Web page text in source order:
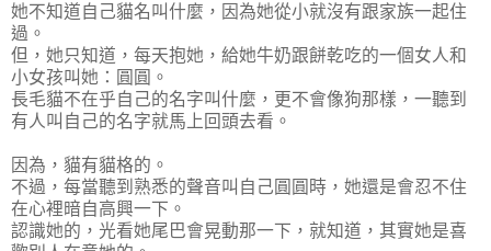
她不知道自己貓名叫什麼，因為她從小就沒有跟家族一起住
過。
但，她只知道，每天抱她，給她牛奶跟餅乾吃的一個女人和
小女孩叫她：圓圓。
長毛貓不在乎自己的名字叫什麼，更不會像狗那樣，一聽到
有人叫自己的名字就馬上回頭去看。
因為，貓有貓格的。
不過，每當聽到熟悉的聲音叫自己圓圓時，她還是會忍不住
在心裡暗自高興一下。
認識她的，光看她尾巴會晃動那一下，就知道，其實她是喜